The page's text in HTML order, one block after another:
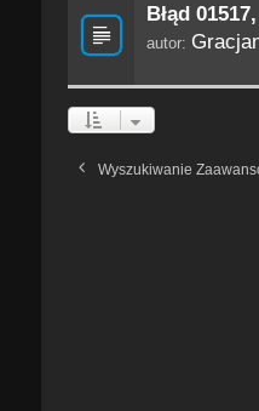
Błąd
autor:
Wyszukiwanie